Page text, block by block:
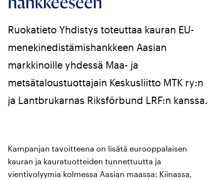
Ruokatieto Yhdistys toteuttaa kauran EU-
menekinedistämishankkeen Aasian
markkinoille yhdessä Maa- ja
metsätaloustuottajain Keskusliitto MTK ry:n
ja Lantbrukarnas Riksförbund LRF:n kanssa.
Kampanjan tavoitteena on lisätä eurooppalaisen
kauran ja kauratuotteiden tunnettuutta ja
vientivolyymia kolmessa Aasian maassa: Kiinassa,